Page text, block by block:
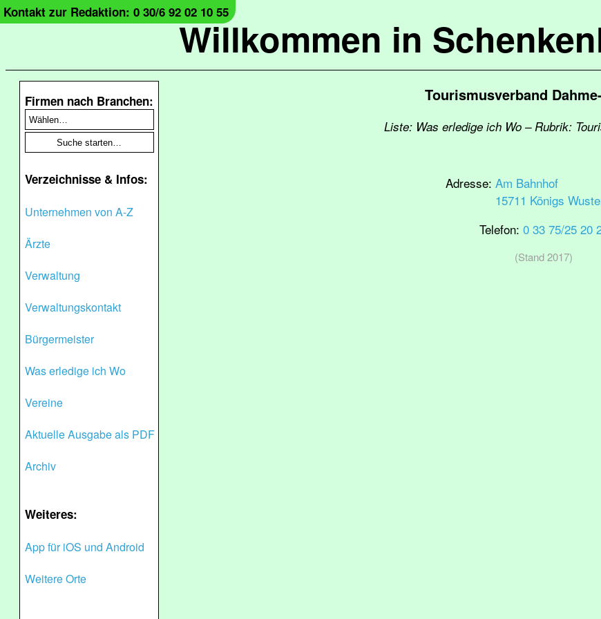
Willkommen in
Kontakt zur Redaktion: 0 30/6 92 02 10 55
Firmen nach Branchen:
Verzeichnisse & Infos:
Unternehmen von A-Z
Ärzte
Verwaltung
Verwaltungskontakt
Bürgermeister
Was erledige ich Wo
Vereine
Aktuelle Ausgabe als PDF
Archiv
Weiteres:
App für iOS und Android
Weitere Orte
Tourismusverband
Liste: Was erledige ich Wo – Rubrik:
Adresse: Am Bahnhof
15711 Königs
Telefon: 0 33 75/25 20
(Stand 2017)